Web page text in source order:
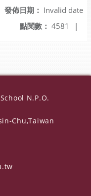
發佈日期： Invalid date
點閱數： 4581 |
N.P.O.
Chu,Taiwan